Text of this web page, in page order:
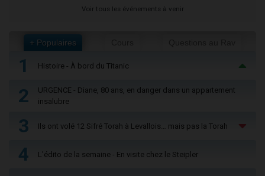
Voir tous les événements à venir
+ Populaires
1 Histoire - À bord du Titanic
2
URGENCE - Diane, 80 ans, en danger dans un appartement
insalubre
3 Ils ont volé 12 Sifré Torah à Levallois… mais pas la Torah
4 L'édito de la semaine - En visite chez le Steipler